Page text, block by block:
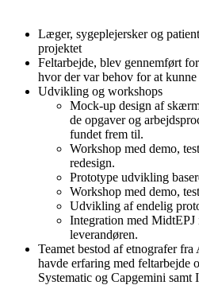
Læger, sygeplejersker og
projektet
Feltarbejde, blev gennemført
hvor der var behov for at
Udvikling og workshops
Mock-up design af
de opgaver og
fundet frem til.
Workshop med demo,
redesign.
Prototype udvikling
Workshop med demo,
Udvikling af endelig
Integration med MidtEPJ
leverandøren.
Teamet bestod af etnografer
havde erfaring med feltarbejde
Systematic og Capgemini